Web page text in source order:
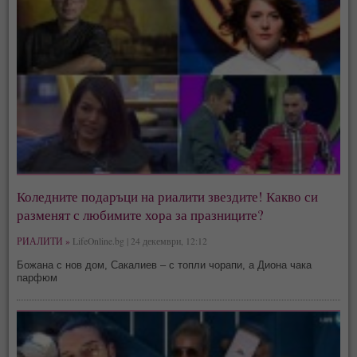
Коледните подаръци на риалити звездите! Какво си
разменят с любимите хора за празниците?
РИАЛИТИ » LifeOnline.bg | 24 декември, 12:12
Божана с нов дом, Сакалиев – с топли чорапи, а Диона чака
парфюм